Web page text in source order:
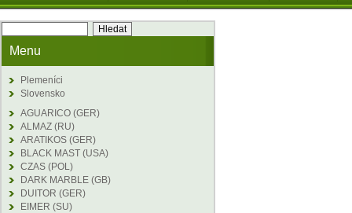
Menu
Plemeníci
Slovensko
AGUARICO (GER)
ALMAZ (RU)
ARATIKOS (GER)
BLACK MAST (USA)
CZAS (POL)
DARK MARBLE (GB)
DUITOR (GER)
EIMER (SU)